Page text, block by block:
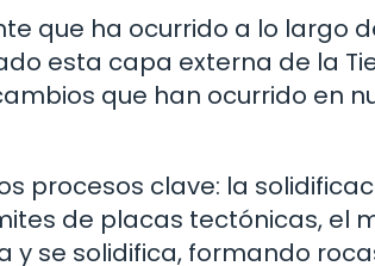
que ha ocurrido a lo largo
esta capa externa de la
que han ocurrido en
procesos clave: la
de placas tectónicas, el
y se solidifica, formando